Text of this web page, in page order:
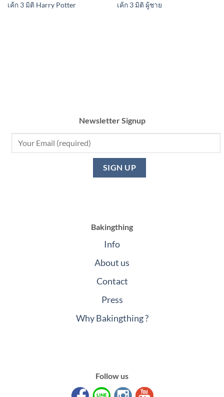
เค้ก 3 มิติ Harry Potter เค้ก 3 มิติ ผู้ชาย
Newsletter Signup
Bakingthing
Info
About us
Contact
Press
Why Bakingthing ?
Follow us